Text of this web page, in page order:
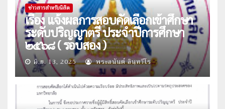
ข่าวสารสำหรับนิสิต
เรื่อง แจ้งผลการสอบคัดเลือกเข้าศึกษา
ระดับปริญญาตรี ประจำปีการศึกษา
๒๕๖๘ ( รอบสอง )
มิ.ย. 13, 2025 พระอนันต์ อินฺทวีโร